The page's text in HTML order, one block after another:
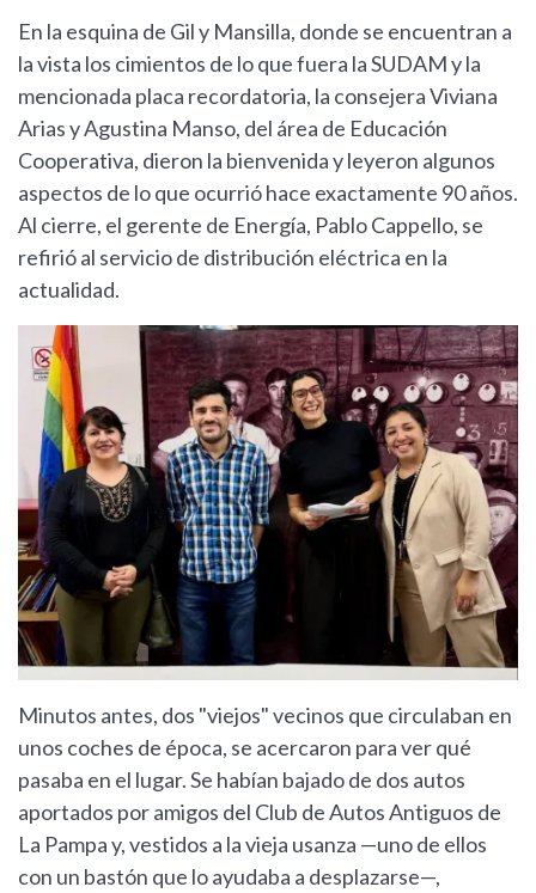
En la esquina de Gil y Mansilla, donde se encuentran a
la vista los cimientos de lo que fuera la SUDAM y la
mencionada placa recordatoria, la consejera Viviana
Arias y Agustina Manso, del área de Educación
Cooperativa, dieron la bienvenida y leyeron algunos
aspectos de lo que ocurrió hace exactamente 90 años.
Al cierre, el gerente de Energía, Pablo Cappello, se
refirió al servicio de distribución eléctrica en la
actualidad.
Minutos antes, dos "viejos" vecinos que circulaban en
unos coches de época, se acercaron para ver qué
pasaba en el lugar. Se habían bajado de dos autos
aportados por amigos del Club de Autos Antiguos de
La Pampa y, vestidos a la vieja usanza —uno de ellos
con un bastón que lo ayudaba a desplazarse—,